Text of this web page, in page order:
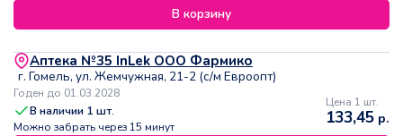
В корзину
Аптека №35 InLek ООО Фармико
г. Гомель, ул. Жемчужная, 21-2 (с/м Евроопт)
Годен до 01.03.2028
В наличии 1 шт.
Можно забрать через 15 минут
Цена 1 шт.
133,45 р.